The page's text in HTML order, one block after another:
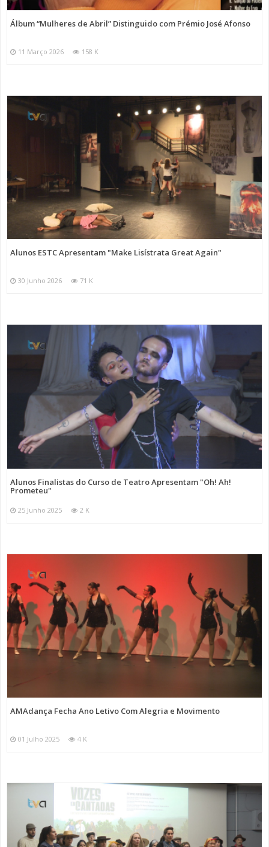
Álbum “Mulheres de Abril” Distinguido com Prémio José Afonso
11 Março 2026 158 K
Alunos ESTC Apresentam "Make Lisístrata Great Again"
30 Junho 2026 71 K
Alunos Finalistas do Curso de Teatro Apresentam "Oh! Ah!
Prometeu"
25 Junho 2025 2 K
AMAdança Fecha Ano Letivo Com Alegria e Movimento
01 Julho 2025 4 K